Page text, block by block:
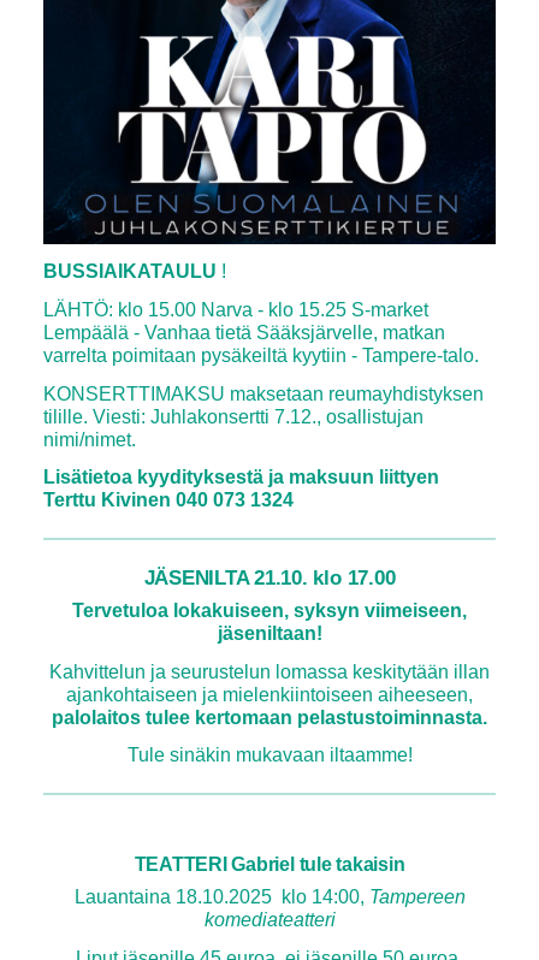
BUSSIAIKATAULU !
LÄHTÖ: klo 15.00 Narva - klo 15.25 S-market
Lempäälä - Vanhaa tietä Sääksjärvelle, matkan
varrelta poimitaan pysäkeiltä kyytiin - Tampere-talo.
KONSERTTIMAKSU maksetaan reumayhdistyksen
tilille. Viesti: Juhlakonsertti 7.12., osallistujan
nimi/nimet.
Lisätietoa kyydityksestä ja maksuun liittyen
Terttu Kivinen 040 073 1324
JÄSENILTA 21.10. klo 17.00
Tervetuloa lokakuiseen, syksyn viimeiseen,
jäseniltaan!
Kahvittelun ja seurustelun lomassa keskitytään illan
ajankohtaiseen ja mielenkiintoiseen aiheeseen,
palolaitos tulee kertomaan pelastustoiminnasta.
Tule sinäkin mukavaan iltaamme!
TEATTERI Gabriel tule takaisin
Lauantaina 18.10.2025 klo 14:00, Tampereen
komediateatteri